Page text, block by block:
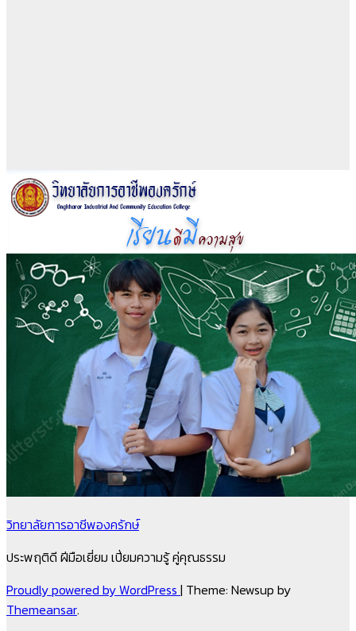
วิทยาลัยการอาชีพองครักษ์
ประพฤติดี ฝีมือเยี่ยม เปี่ยมความรู้ คู่คุณธรรม
Proudly powered by WordPress | Theme: Newsup by
Themeansar.